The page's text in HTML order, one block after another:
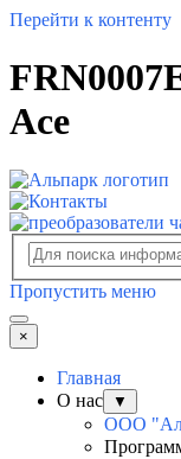
Перейти к контенту
Ace
Пропустить меню
×
Главная
О нас
▼
ООО